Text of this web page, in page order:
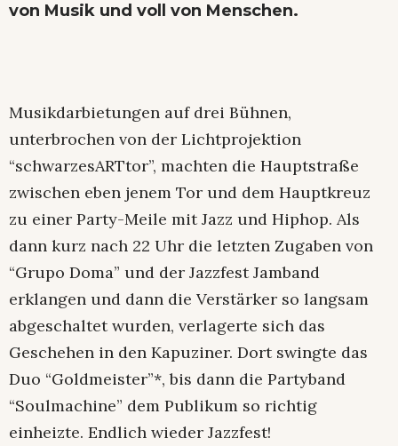
von Musik und voll von Menschen.
Musikdarbietungen auf drei Bühnen,
unterbrochen von der Lichtprojektion
“schwarzesARTtor”, machten die Hauptstraße
zwischen eben jenem Tor und dem Hauptkreuz
zu einer Party-Meile mit Jazz und Hiphop. Als
dann kurz nach 22 Uhr die letzten Zugaben von
“Grupo Doma” und der Jazzfest Jamband
erklangen und dann die Verstärker so langsam
abgeschaltet wurden, verlagerte sich das
Geschehen in den Kapuziner. Dort swingte das
Duo “Goldmeister”*, bis dann die Partyband
“Soulmachine” dem Publikum so richtig
einheizte. Endlich wieder Jazzfest!